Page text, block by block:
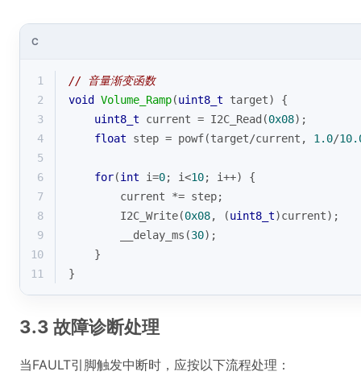
C
1
// 音量渐变函数
2
void Volume_Ramp(uint8_t target)
{
3
uint8_t current = I2C_Read(0x08);
4
float step = powf(target/current, 1.0/
5
6
for(int i=0; i<10; i++) {
7
        current *= step;
8
        I2C_Write(
0x08, (uint8_t)current);
9
        __delay_ms(
30);
10
    }
11
}
3.3 故障诊断处理
当FAULT引脚触发中断时，应按以下流程处理：